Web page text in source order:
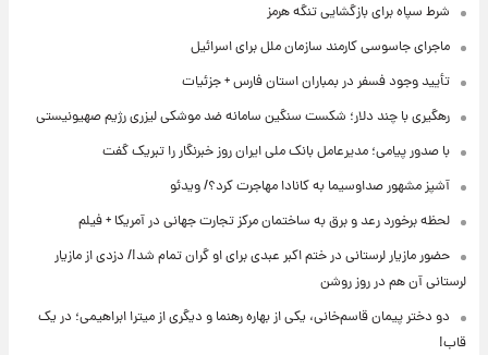
شرط سپاه برای بازگشایی تنگه هرمز
ماجرای جاسوسی کارمند سازمان ملل برای اسرائیل
تأیید وجود فسفر در بمباران استان فارس + جزئیات
رهگیری با چند دلار؛ شکست سنگین سامانه ضد موشکی لیزری رژیم صهیونیستی
با صدور پیامی؛ مدیرعامل بانک ملی ایران روز خبرنگار را تبریک گفت
آشپز مشهور صداوسیما به کانادا مهاجرت کرد؟/ ویدئو
لحظه برخورد رعد و برق به ساختمان مرکز تجارت جهانی در آمریکا + فیلم
حضور مازیار لرستانی در ختم اکبر عبدی برای او گران تمام شد!/ دزدی از مازیار
لرستانی آن هم در روز روشن
دو دختر پیمان قاسم‌خانی، یکی از بهاره رهنما و دیگری از میترا ابراهیمی؛ در یک
قاب!